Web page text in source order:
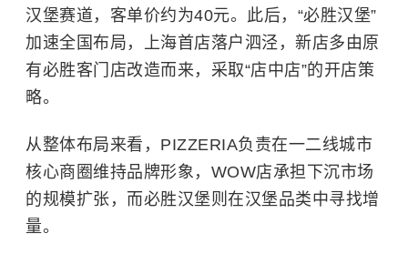
汉堡赛道，客单价约为40元。此后，“必胜汉堡”
加速全国布局，上海首店落户泗泾，新店多由原
有必胜客门店改造而来，采取“店中店”的开店策
略。
从整体布局来看，PIZZERIA负责在一二线城市
核心商圈维持品牌形象，WOW店承担下沉市场
的规模扩张，而必胜汉堡则在汉堡品类中寻找增
量。